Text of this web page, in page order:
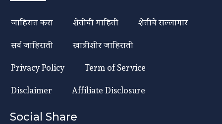
जाहिरात करा शेतीची माहिती
शेतीचे सल्लागार
सर्व जाहिराती
खात्रीशीर जाहिराती
Privacy Policy
Term of Service
Disclaimer
Affiliate Disclosure
Social Share